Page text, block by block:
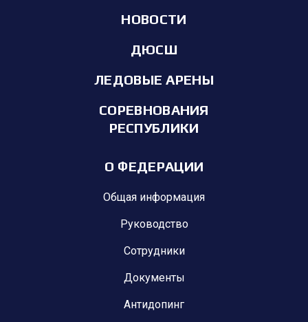
НОВОСТИ
ДЮСШ
ЛЕДОВЫЕ АРЕНЫ
СОРЕВНОВАНИЯ
РЕСПУБЛИКИ
О ФЕДЕРАЦИИ
Общая информация
Руководство
Сотрудники
Документы
Антидопинг